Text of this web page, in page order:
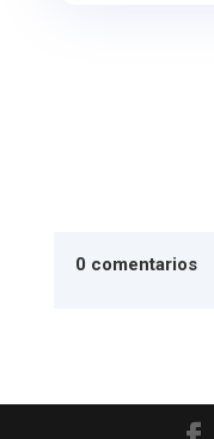
0 comentarios